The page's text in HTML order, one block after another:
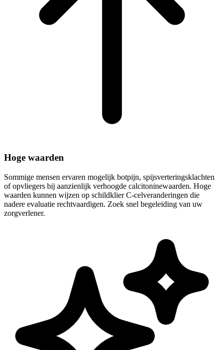
Hoge waarden
Sommige mensen ervaren mogelijk botpijn, spijsverteringsklachten
of opvliegers bij aanzienlijk verhoogde calcitoninewaarden. Hoge
waarden kunnen wijzen op schildklier C-celveranderingen die
nadere evaluatie rechtvaardigen. Zoek snel begeleiding van uw
zorgverlener.